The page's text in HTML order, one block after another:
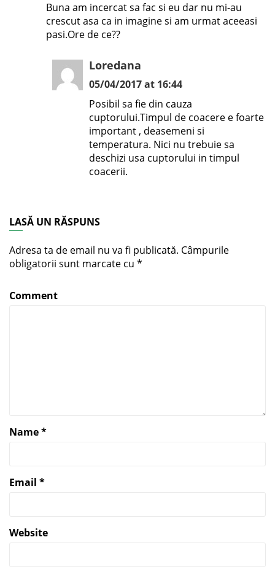
Buna am incercat sa fac si eu dar nu mi-au
crescut asa ca in imagine si am urmat aceeasi
pasi.Ore de ce??
Loredana
05/04/2017 at 16:44
Posibil sa fie din cauza
cuptorului.Timpul de coacere e foarte
important , deasemeni si
temperatura. Nici nu trebuie sa
deschizi usa cuptorului in timpul
coacerii.
LASĂ UN RĂSPUNS
Adresa ta de email nu va fi publicată. Câmpurile
obligatorii sunt marcate cu *
Comment
Name*
Email *
Website